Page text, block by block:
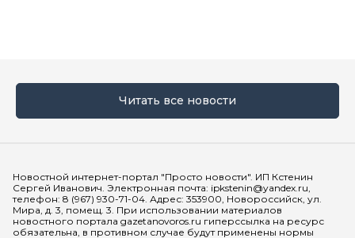
Читать все новости
Новостной интернет-портал "Просто новости". ИП Кстенин
Сергей Иванович. Электронная почта: ipkstenin@yandex.ru,
телефон: 8 (967) 930-71-04. Адрес: 353900, Новороссийск, ул.
Мира, д. 3, помещ. 3. При использовании материалов
новостного портала gazetanovoros.ru гиперссылка на ресурс
обязательна, в противном случае будут применены нормы